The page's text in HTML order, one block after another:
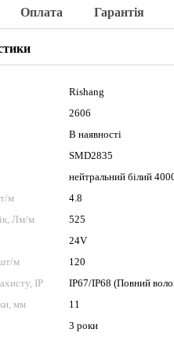
Оплата Гарантія
Rishang
2606
В наявності
SMD2835
нейтральний білий
м
4.8
Лм/м
525
24V
м
120
IP
IP67/IP68 (Повний
мм
11
3 роки